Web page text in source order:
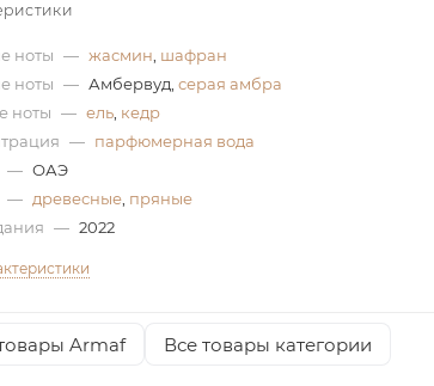
ноты — жасмин шафран
ноты — Амбервуд, серая амбра
ноты — ель, кедр
— парфюмерная вода
— ОАЭ
— древесные, пряные
— 2022
Armaf Все товары категории